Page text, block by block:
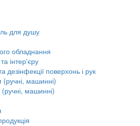
для душу
обладнання
інтер'єру
дезінфекції поверхонь і рук
(ручні, машинні)
машинні)